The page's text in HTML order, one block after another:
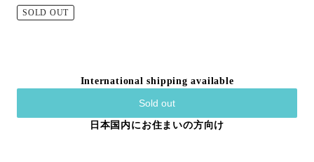
SOLD OUT
International shipping available
Sold out
日本国内にお住まいの方向け